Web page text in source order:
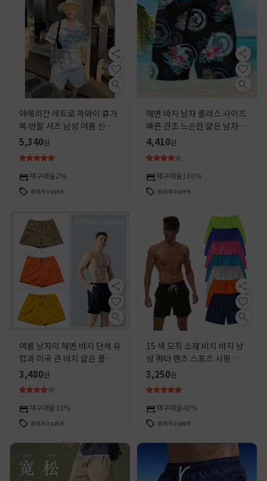
아메리칸 레트로 하와이 휴가
복 반팔 셔츠 남성 여름 신작
해변 캐주얼 다용도 셔츠 트렌
디 브랜드
5,340원
재구매율2%
판매개수219개
해변 바지 남자 플러스 사이즈
빠른 건조 느슨한 얇은 남자 반
바지 스포츠 캐주얼 꽃 바지 아
마존 폭발
4,410원
재구매율 100%
판매개수129개
여름 남자의 해변 바지 단색 유
럽과 미국 큰 바지 얇은 플러스
사이즈 스포츠 반바지 속건 캐
주얼 반바지 도매
3,480원
재구매율33%
판매개수125개
15 색 모직 소재 비치 바지 남
성 쿼터 팬츠 스포츠 서핑 반바
지 남성 제조업체 도매 국경 직
접 공급
3,250원
재구매율40%
판매개수100개